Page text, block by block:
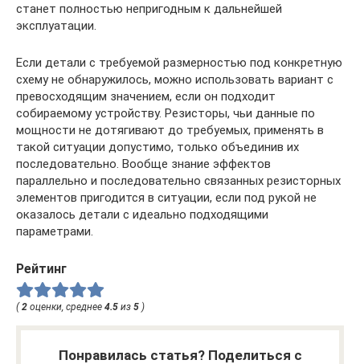
станет полностью непригодным к дальнейшей
эксплуатации.
Если детали с требуемой размерностью под конкретную
схему не обнаружилось, можно использовать вариант с
превосходящим значением, если он подходит
собираемому устройству. Резисторы, чьи данные по
мощности не дотягивают до требуемых, применять в
такой ситуации допустимо, только объединив их
последовательно. Вообще знание эффектов
параллельно и последовательно связанных резисторных
элементов пригодится в ситуации, если под рукой не
оказалось детали с идеально подходящими
параметрами.
Рейтинг
(2 оценки, среднее 4.5 из 5 )
Понравилась статья? Поделиться с